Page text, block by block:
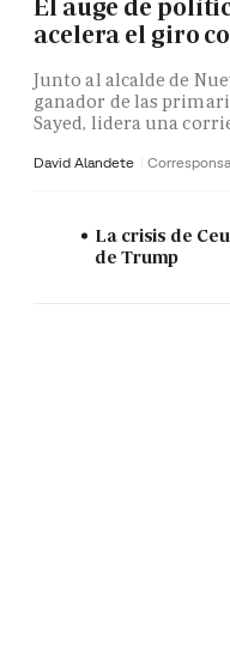
El auge de
acelera el giro
Junto al alcalde de
ganador de las
Sayed, lidera una
David Alandete
La crisis de
de Trump